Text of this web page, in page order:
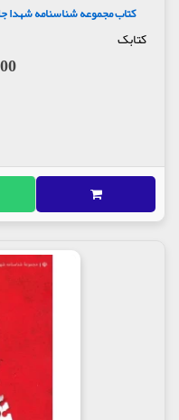
کتاب مجموعه شناسنامه شهدا
کتابک